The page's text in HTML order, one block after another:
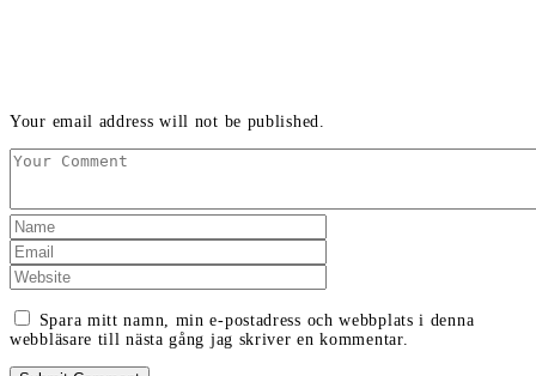
Your email address will not be published.
Spara mitt namn, min e-postadress och webbplats i denna
webbläsare till nästa gång jag skriver en kommentar.